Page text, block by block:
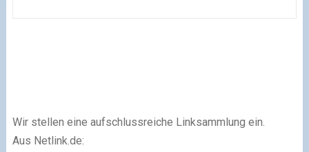
Wir stellen eine aufschlussreiche Linksammlung ein.
Aus Netlink.de: